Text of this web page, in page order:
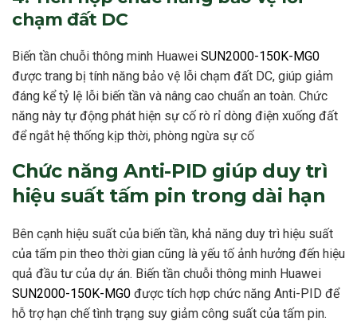
chạm đất DC
Biến tần chuỗi thông minh Huawei SUN2000-150K-MG0
được trang bị tính năng bảo vệ lỗi chạm đất DC, giúp giảm
đáng kể tỷ lệ lỗi biến tần và nâng cao chuẩn an toàn. Chức
năng này tự động phát hiện sự cố rò rỉ dòng điện xuống đất
để ngắt hệ thống kịp thời, phòng ngừa sự cố
Chức năng Anti-PID giúp duy trì
hiệu suất tấm pin trong dài hạn
Bên cạnh hiệu suất của biến tần, khả năng duy trì hiệu suất
của tấm pin theo thời gian cũng là yếu tố ảnh hưởng đến hiệu
quả đầu tư của dự án. Biến tần chuỗi thông minh Huawei
SUN2000-150K-MG0 được tích hợp chức năng Anti-PID để
hỗ trợ hạn chế tình trạng suy giảm công suất của tấm pin.